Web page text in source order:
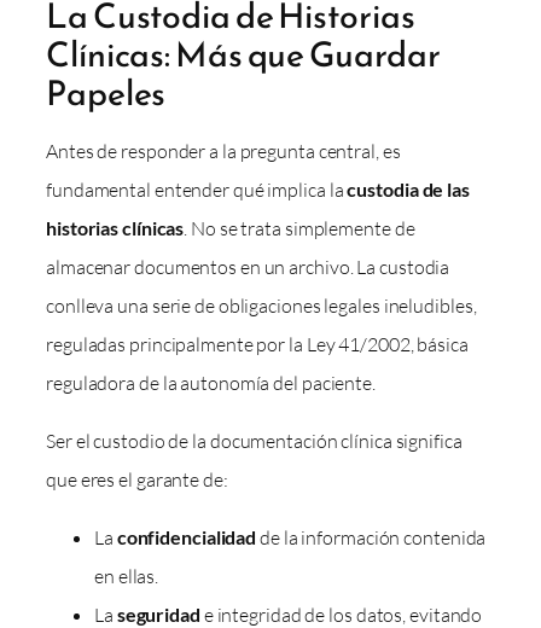
La Custodia de Historias
Clínicas: Más que Guardar
Papeles
Antes de responder a la pregunta central, es
fundamental entender qué implica lacustodia de las
historias clínicas . No se trata simplemente de
almacenar documentos en un archivo. La custodia
conlleva una serie de obligaciones legales ineludibles,
reguladas principalmente por la Ley 41/2002, básica
reguladora de la autonomía del paciente.
Ser el custodio de la documentación clínica significa
que eres el garante de:
La confidencialidad de la información contenida
en ellas.
La seguridad e integridad de los datos, evitando